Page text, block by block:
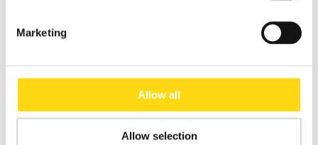
Marketing
Allow all
Allow selection